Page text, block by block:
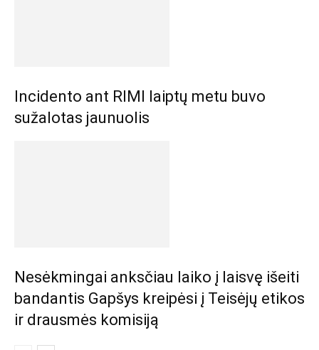
Incidento ant RIMI laiptų metu buvo
sužalotas jaunuolis
Nesėkmingai anksčiau laiko į laisvę išeiti
bandantis Gapšys kreipėsi į Teisėjų etikos
ir drausmės komisiją